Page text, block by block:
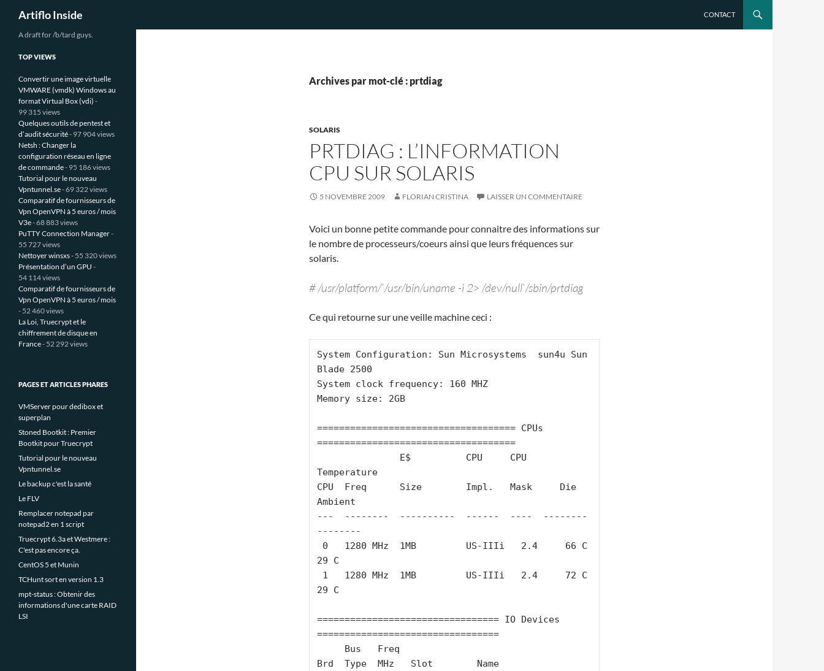
Aller
Artiflo Inside CONTACT
Archives par mot-clé : prtdiag
SOLARIS
PRTDIAG : L’INFORMATION
CPU SUR SOLARIS
5 NOVEMBRE 2009 FLORIAN CRISTINA LAISSER UN COMMENTAIRE
Voici un bonne petite commande pour connaitre des informations sur
le nombre de processeurs/coeurs ainsi que leurs fréquences sur
solaris.
# /usr/platform/`/usr/bin/uname -i 2> /dev/null`/sbin/prtdiag
Ce qui retourne sur une veille machine ceci :
System Configuration: Sun Microsystems  sun4u Sun
Blade 2500
System clock frequency: 160 MHZ
Memory size: 2GB
==================================== CPUs
====================================
Temperature
CPU  Freq      Size        Impl.   Mask     Die
Ambient
---  --------  ----------  ------  ----  --------
--------
29 C
29 C
================================= IO Devices
=================================
Brd  Type  MHz   Slot        Name
A draft for /b/tard guys.
TOP VIEWS
Convertir une image virtuelle
VMWARE (vmdk) Windows au
format Virtual Box (vdi) -
99 315 views
Quelques outils de pentest et
d’audit sécurité- 97 904 views
Netsh : Changer la
configuration réseau en ligne
de commande- 95 186 views
Tutorial pour le nouveau
Vpntunnel.se- 69 322 views
Comparatif de fournisseurs de
Vpn OpenVPN à 5 euros / mois
V3e- 68 883 views
PuTTY Connection Manager-
55 727 views
Nettoyer winsxs- 55 320 views
Présentation d’un GPU -
54 114 views
Comparatif de fournisseurs de
Vpn OpenVPN à 5 euros / mois
- 52 460 views
La Loi, Truecrypt et le
chiffrement de disque en
France- 52 292 views
PAGES ET ARTICLES PHARES
VMServer pour dedibox et
superplan
Stoned Bootkit : Premier
Bootkit pour Truecrypt
Tutorial pour le nouveau
Vpntunnel.se
Le backup c'est la santé
Le FLV
Remplacer notepad par
notepad2 en 1 script
Truecrypt 6.3a et Westmere :
C'est pas encore ça.
CentOS 5 et Munin
TCHunt sort en version 1.3
mpt-status : Obtenir des
informations d'une carte RAID
LSI